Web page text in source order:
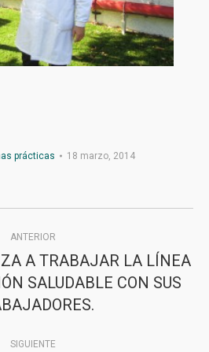
prácticas 18 marzo, 2014
ANTERIOR
Publicación
anterior:
A TRABAJAR LA LÍNEA
SALUDABLE CON SUS
SIGUIENTE